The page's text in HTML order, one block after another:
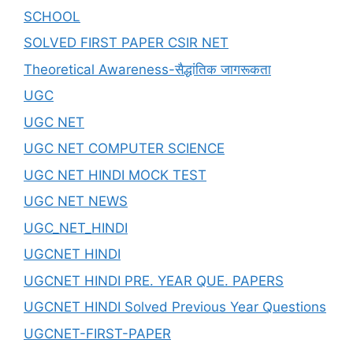
SCHOOL
SOLVED FIRST PAPER CSIR NET
Theoretical Awareness-सैद्धांतिक जागरूकता
UGC
UGC NET
UGC NET COMPUTER SCIENCE
UGC NET HINDI MOCK TEST
UGC NET NEWS
UGC_NET_HINDI
UGCNET HINDI
UGCNET HINDI PRE. YEAR QUE. PAPERS
UGCNET HINDI Solved Previous Year Questions
UGCNET-FIRST-PAPER